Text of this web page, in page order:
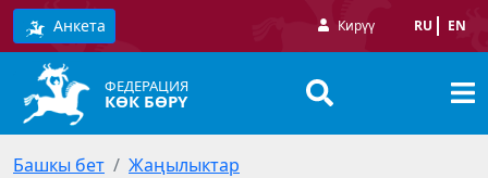
Анкета Кирүү RU EN
ФЕДЕРАЦИЯ
КӨК БӨРҮ
Башкы бет
Жаңылыктар